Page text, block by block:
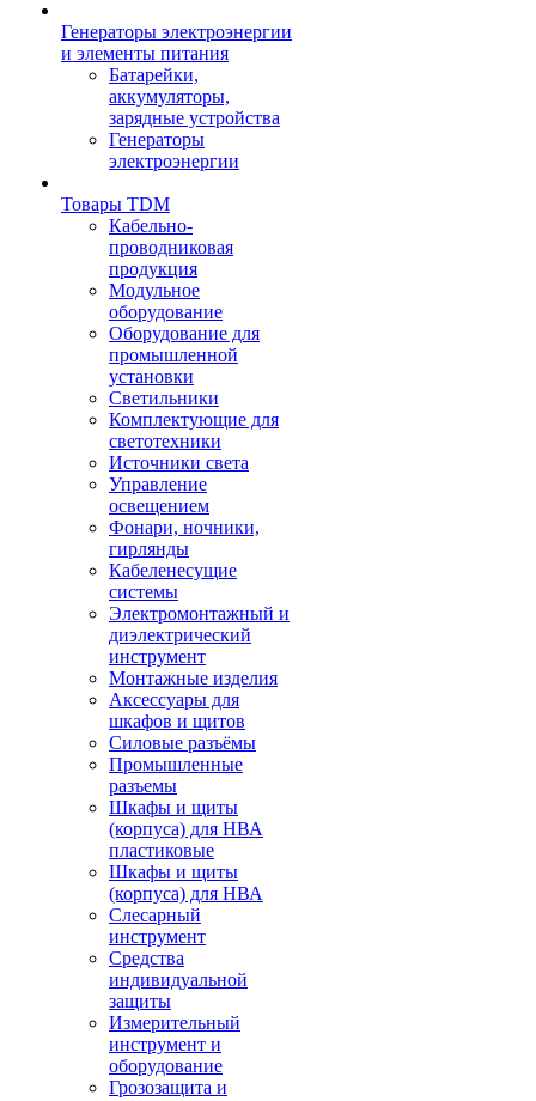
Генераторы электроэнергии
и элементы питания
Батарейки,
аккумуляторы,
зарядные устройства
Генераторы
электроэнергии
Товары TDM
Кабельно-
проводниковая
продукция
Модульное
оборудование
Оборудование для
промышленной
установки
Светильники
Комплектующие для
светотехники
Источники света
Управление
освещением
Фонари, ночники,
гирлянды
Кабеленесущие
системы
Электромонтажный и
диэлектрический
инструмент
Монтажные изделия
Аксессуары для
шкафов и щитов
Силовые разъёмы
Промышленные
разъемы
Шкафы и щиты
(корпуса) для НВА
пластиковые
Шкафы и щиты
(корпуса) для НВА
Слесарный
инструмент
Средства
индивидуальной
защиты
Измерительный
инструмент и
оборудование
Грозозащита и